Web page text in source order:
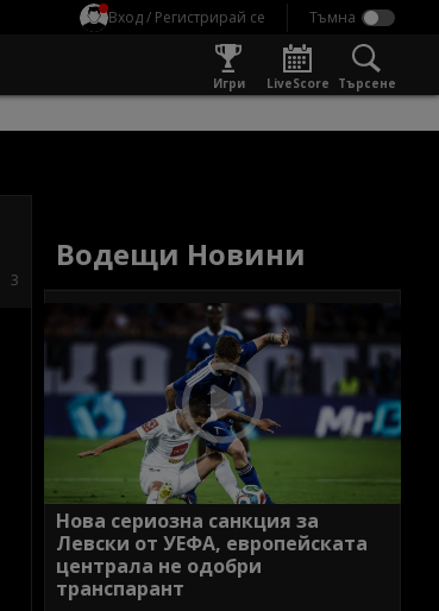
Вход / Регистрирай се
Игри LiveScore Търсене
3
Водещи Новини
Нова сериозна санкция за
Левски от УЕФА, европейската
централа не одобри
транспарант